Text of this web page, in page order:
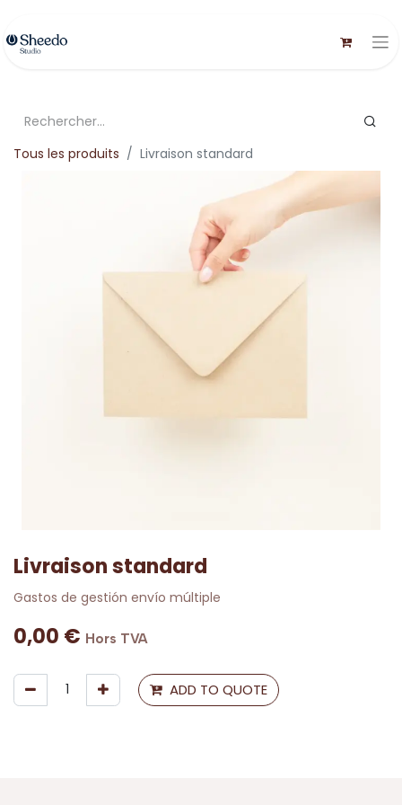
Tous les produits Livraison standard
Livraison standard
Gastos de gestión envío múltiple
0,00 € Hors TVA
ADD TO QUOTE